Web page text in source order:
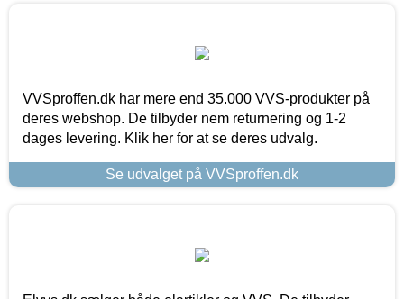
VVSproffen.dk har mere end 35.000 VVS-produkter på
deres webshop. De tilbyder nem returnering og 1-2
dages levering. Klik her for at se deres udvalg.
Se udvalget på VVSproffen.dk